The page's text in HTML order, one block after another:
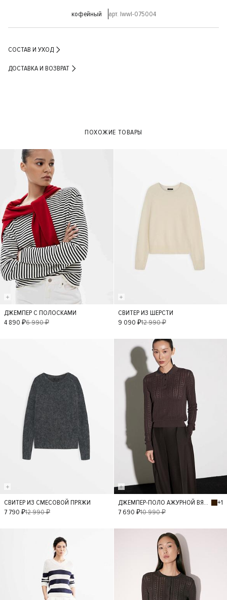
кофейный арт. lwwl-075004
СОСТАВ И УХОД
ДОСТАВКА И ВОЗВРАТ
ПОХОЖИЕ ТОВАРЫ
L S
ДЖЕМПЕР С ПОЛОСКАМИ
4 890 ₽6 990 ₽ M
СВИТЕР ИЗ ШЕРСТИ
9 090 ₽12 990 ₽
M
СВИТЕР ИЗ СМЕСОВОЙ ПРЯЖИ
7 790 ₽12 990 ₽ S L
ДЖЕМПЕР-ПОЛО АЖУРНОЙ ВЯЗКИ
+1
7 690 ₽10 990 ₽